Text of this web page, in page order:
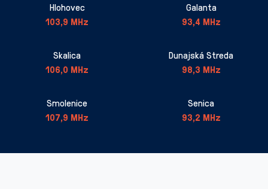
Hlohovec
103,9 MHz
Galanta
93,4 MHz
Skalica
106,0 MHz
Dunajská Streda
98,3 MHz
Smolenice
107,9 MHz
Senica
93,2 MHz